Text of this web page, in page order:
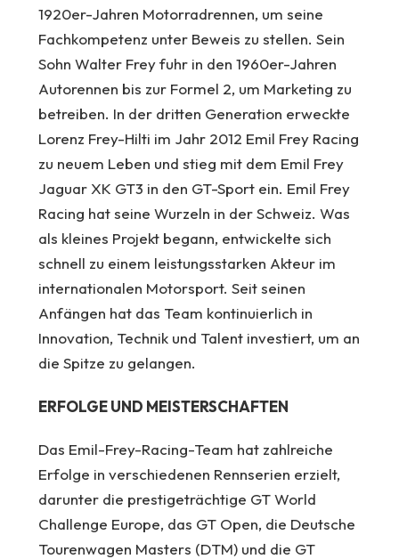
1920er-Jahren Motorradrennen, um seine
Fachkompetenz unter Beweis zu stellen. Sein
Sohn Walter Frey fuhr in den 1960er-Jahren
Autorennen bis zur Formel 2, um Marketing zu
betreiben. In der dritten Generation erweckte
Lorenz Frey-Hilti im Jahr 2012 Emil Frey Racing
zu neuem Leben und stieg mit dem Emil Frey
Jaguar XK GT3 in den GT-Sport ein. Emil Frey
Racing hat seine Wurzeln in der Schweiz. Was
als kleines Projekt begann, entwickelte sich
schnell zu einem leistungsstarken Akteur im
internationalen Motorsport. Seit seinen
Anfängen hat das Team kontinuierlich in
Innovation, Technik und Talent investiert, um an
die Spitze zu gelangen.
ERFOLGE UND MEISTERSCHAFTEN
Das Emil-Frey-Racing-Team hat zahlreiche
Erfolge in verschiedenen Rennserien erzielt,
darunter die prestigeträchtige GT World
Challenge Europe, das GT Open, die Deutsche
Tourenwagen Masters (DTM) und die GT